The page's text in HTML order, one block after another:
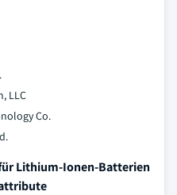
LLC
Co.
Lithium-Ionen-Batterien